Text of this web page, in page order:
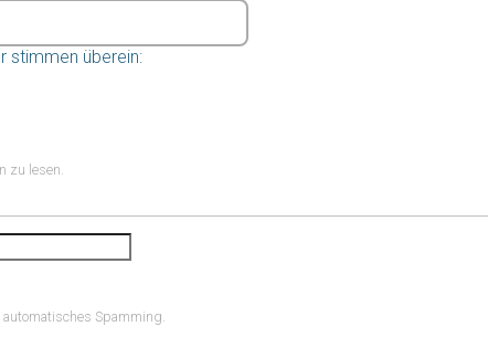
stimmen überein:
zu lesen.
Spamming.